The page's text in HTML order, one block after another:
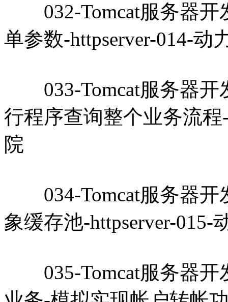
032-Tomcat服务器开
单参数-httpserver-014-动
033-Tomcat服务器开
行程序查询整个业务流程
院
034-Tomcat服务器开
象缓存池-httpserver-015-
035-Tomcat服务器开